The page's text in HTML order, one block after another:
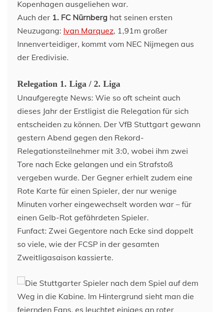
Kopenhagen ausgeliehen war.
Auch der 1. FC Nürnberg hat seinen ersten
Neuzugang: Ivan Marquez, 1,91m großer
Innenverteidiger, kommt vom NEC Nijmegen aus
der Eredivisie.
Relegation 1. Liga / 2. Liga
Unaufgeregte News: Wie so oft scheint auch
dieses Jahr der Erstligist die Relegation für sich
entscheiden zu können. Der VfB Stuttgart gewann
gestern Abend gegen den Rekord-
Relegationsteilnehmer mit 3:0, wobei ihm zwei
Tore nach Ecke gelangen und ein Strafstoß
vergeben wurde. Der Gegner erhielt zudem eine
Rote Karte für einen Spieler, der nur wenige
Minuten vorher eingewechselt worden war – für
einen Gelb-Rot gefährdeten Spieler.
Funfact: Zwei Gegentore nach Ecke sind doppelt
so viele, wie der FCSP in der gesamten
Zweitligasaison kassierte.